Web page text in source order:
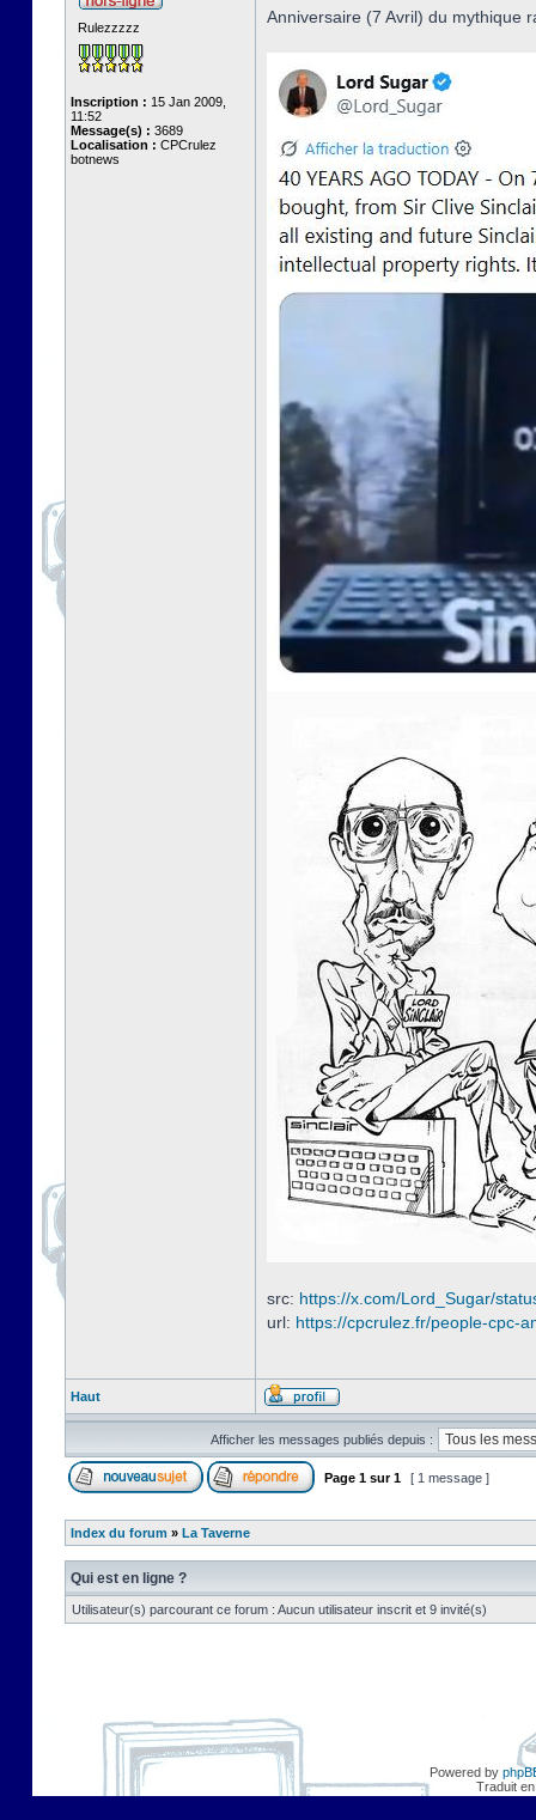
Rulezzzzz
Inscription : 15 Jan 2009,
11:52
Message(s) : 3689
Localisation : CPCrulez
botnews
Anniversaire (7 Avril) du mythique
src: https://x.com/Lord_Sugar/
url: https://cpcrulez.fr/people-cpc-
Haut
Afficher les messages publiés depuis :
Page 1 sur1 [ 1 message ]
Index du forum » La Taverne
Qui est en ligne ?
Utilisateur(s) parcourant ce forum : Aucun utilisateur inscrit et 9 invité(s)
Powered by
Traduit